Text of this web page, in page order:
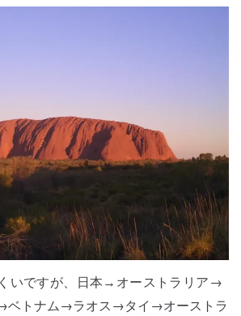
いですが、日本→オーストラリア →
ベトナム→ラオス→タイ→オーストラ